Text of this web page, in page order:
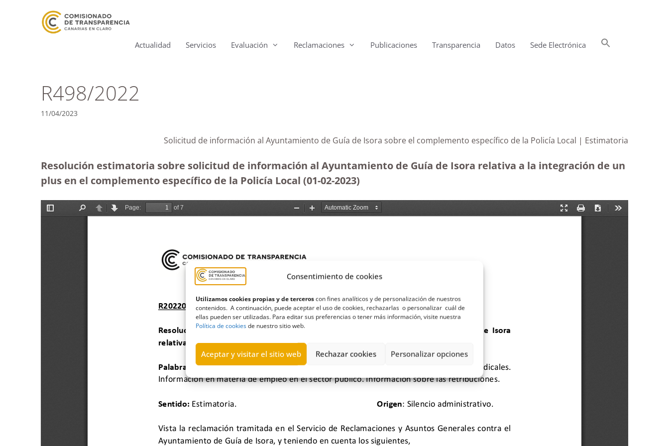
Consentimiento de cookies
Utilizamos cookies propias y de terceroscon fines analíticos y de personalización de nuestros
contenidos. A continuación, puede aceptar el uso de cookies, rechazarlas o personalizar cuál de
ellas pueden ser utilizadas. Para editar sus preferencias o tener más información, visite nuestra
Política de cookiesde nuestro sitio web.
Aceptar y visitar el sitio web Rechazar cookies Personalizar opciones
Actualidad Servicios Evaluación Reclamaciones Publicaciones Transparencia Datos Sede Electrónica
R498/2022
11/04/2023
Solicitud de información al Ayuntamiento de Guía de Isora sobre el complemento específico de la Policía Local | Estimatoria
Resolución estimatoria sobre solicitud de información al Ayuntamiento de Guía de Isora relativa a la integración de un
plus en el complemento específico de la Policía Local (01-02-2023)